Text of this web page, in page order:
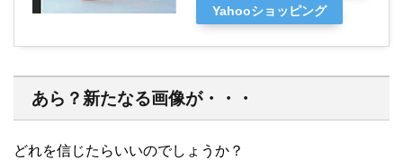
Yahooショッピング
あら？新たなる画像が・・・
どれを信じたらいいのでしょうか？